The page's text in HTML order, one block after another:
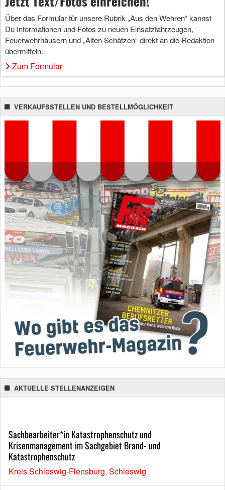
Über das Formular für unsere Rubrik „Aus den Wehren“ kannst
Du Informationen und Fotos zu neuen Einsatzfahrzeugen,
Feuerwehrhäusern und „Alten Schätzen“ direkt an die Redaktion
übermitteln.
Zum Formular
VERKAUFSSTELLEN UND BESTELLMÖGLICHKEIT
AKTUELLE STELLENANZEIGEN
Sachbearbeiter*in Katastrophenschutz und
Krisenmanagement im Sachgebiet Brand- und
Katastrophenschutz
Kreis Schleswig-Flensburg, Schleswig